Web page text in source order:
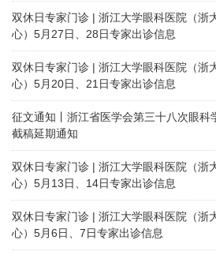
双休日专家门诊 | 浙江大学眼科医院（浙
心）5月27日、28日专家出诊信息
双休日专家门诊 | 浙江大学眼科医院（浙
心）5月20日、21日专家出诊信息
征文通知丨浙江省医学会第三十八次眼科
截稿延期通知
双休日专家门诊 | 浙江大学眼科医院（浙
心）5月13日、14日专家出诊信息
双休日专家门诊 | 浙江大学眼科医院（浙
心）5月6日、7日专家出诊信息